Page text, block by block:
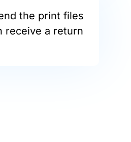
the print files
receive a return